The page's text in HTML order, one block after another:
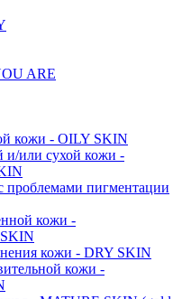
ARE
кожи - OILY SKIN
и/или сухой кожи -
проблемами пигментации
кожи -
кожи - DRY SKIN
кожи -